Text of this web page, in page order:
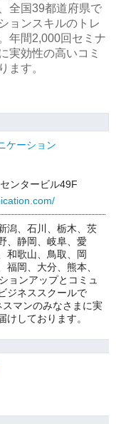
全国39都道府県で
ョンスキルのトレ
年間2,000回セミナ
実効性の高いコミ
ます。
ケーション
ンタービル49F
潟、石川、栃木、茨
、静岡、岐阜、愛
和歌山、鳥取、岡
岡、大分、熊本、
ョンアップとコミュ
ジネススクールで
マンのみなさまに実
しております。